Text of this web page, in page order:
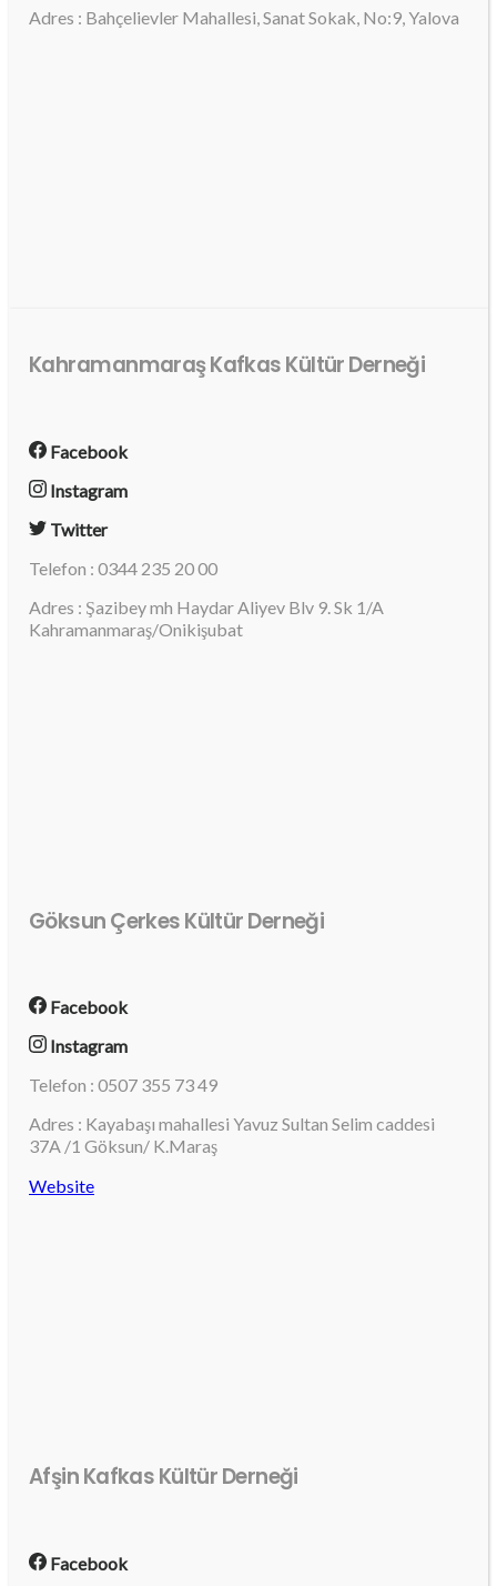
Adres : Bahçelievler Mahallesi, Sanat Sokak, No:9, Yalova
Kahramanmaraş Kafkas Kültür Derneği
Facebook
Instagram
Twitter
Telefon : 0344 235 20 00
Adres : Şazibey mh Haydar Aliyev Blv 9. Sk 1/A
Kahramanmaraş/Onikişubat
Göksun Çerkes Kültür Derneği
Facebook
Instagram
Telefon : 0507 355 73 49
Adres : Kayabaşı mahallesi Yavuz Sultan Selim caddesi
37A /1 Göksun/ K.Maraş
Website
Afşin Kafkas Kültür Derneği
Facebook